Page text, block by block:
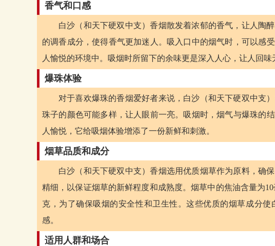
香气和口感
白沙（和天下硬双中支）香烟散发着浓郁的香气，让人陶
的调香成分，使得香气更加迷人。吸入口中的烟气时，可以感
人愉悦的环境中。吸烟时所留下的余味更是深入人心，让人回味
爆珠体验
对于喜欢爆珠的香烟爱好者来说，白沙（和天下硬双中支
珠子的颜色可能多样，让人眼前一亮。吸烟时，烟气与爆珠的
人愉悦，它给吸烟体验增添了一份新鲜和刺激。
烟草品质和成分
白沙（和天下硬双中支）香烟选用优质烟草作为原料，确
精细，以保证烟草的新鲜程度和成熟度。烟草中的焦油含量为
克，为了确保吸烟的安全性和卫生性。这些优质的烟草成分
感。
适用人群和场合